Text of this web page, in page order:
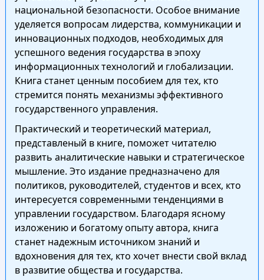
национальной безопасности. Особое внимание
уделяется вопросам лидерства, коммуникации и
инновационных подходов, необходимых для
успешного ведения государства в эпоху
информационных технологий и глобализации.
Книга станет ценным пособием для тех, кто
стремится понять механизмы эффективного
государственного управления.
Практический и теоретический материал,
представленый в книге, поможет читателю
развить аналитические навыки и стратегическое
мышление. Это издание предназначено для
политиков, руководителей, студентов и всех, кто
интересуется современными тенденциями в
управлении государством. Благодаря ясному
изложению и богатому опыту автора, книга
станет надежным источником знаний и
вдохновения для тех, кто хочет внести свой вклад
в развитие общества и государства.